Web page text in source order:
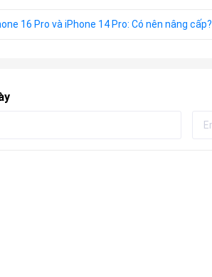
16 Pro và iPhone 14 Pro: Có nên nâng cấp?